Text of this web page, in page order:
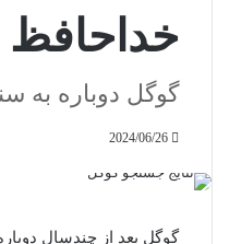
گوگل دوباره به
2024/06/26